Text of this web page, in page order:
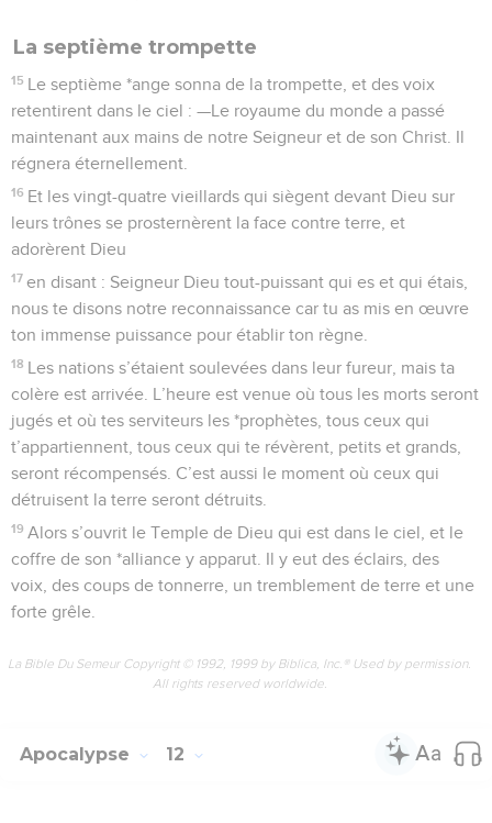
La septième trompette
15 Le septième *ange sonna de la trompette, et des voix
retentirent dans le ciel : —Le royaume du monde a passé
maintenant aux mains de notre Seigneur et de son Christ. Il
régnera éternellement.
16 Et les vingt-quatre vieillards qui siègent devant Dieu sur
leurs trônes se prosternèrent la face contre terre, et
adorèrent Dieu
17 en disant : Seigneur Dieu tout-puissant qui es et qui étais,
nous te disons notre reconnaissance car tu as mis en œuvre
ton immense puissance pour établir ton règne.
18 Les nations s’étaient soulevées dans leur fureur, mais ta
colère est arrivée. L’heure est venue où tous les morts seront
jugés et où tes serviteurs les *prophètes, tous ceux qui
t’appartiennent, tous ceux qui te révèrent, petits et grands,
seront récompensés. C’est aussi le moment où ceux qui
détruisent la terre seront détruits.
19 Alors s’ouvrit le Temple de Dieu qui est dans le ciel, et le
coffre de son *alliance y apparut. Il y eut des éclairs, des
voix, des coups de tonnerre, un tremblement de terre et une
forte grêle.
La Bible Du Semeur Copyright © 1992, 1999 by Biblica, Inc.® Used by permission.
All rights reserved worldwide.
Apocalypse 12